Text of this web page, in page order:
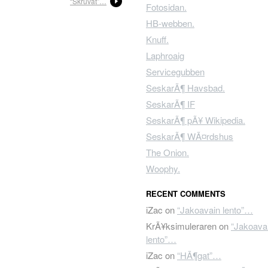
Fotosidan.
HB-webben.
Knuff.
Laphroaig
Servicegubben
SeskarÃ¶ Havsbad.
SeskarÃ¶ IF
SeskarÃ¶ pÃ¥ Wikipedia.
SeskarÃ¶ WÃ¤rdshus
The Onion.
Woophy.
RECENT COMMENTS
iZac on “Jakoavain lento”…
KrÃ¥ksimulerarenon
lento”…
iZac on “HÃ¶gat”…